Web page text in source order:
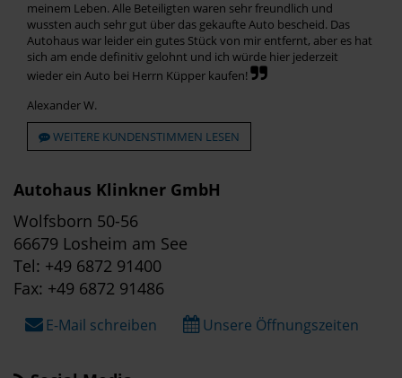
meinem Leben. Alle Beteiligten waren sehr freundlich und
wussten auch sehr gut über das gekaufte Auto bescheid. Das
Autohaus war leider ein gutes Stück von mir entfernt, aber es hat
sich am ende definitiv gelohnt und ich würde hier jederzeit
wieder ein Auto bei Herrn Küpper kaufen!
Alexander W.
WEITERE KUNDENSTIMMEN LESEN
Autohaus Klinkner GmbH
Wolfsborn 50-56
66679 Losheim am See
Tel: +49 6872 91400
Fax: +49 6872 91486
E-Mail schreiben Unsere Öffnungszeiten